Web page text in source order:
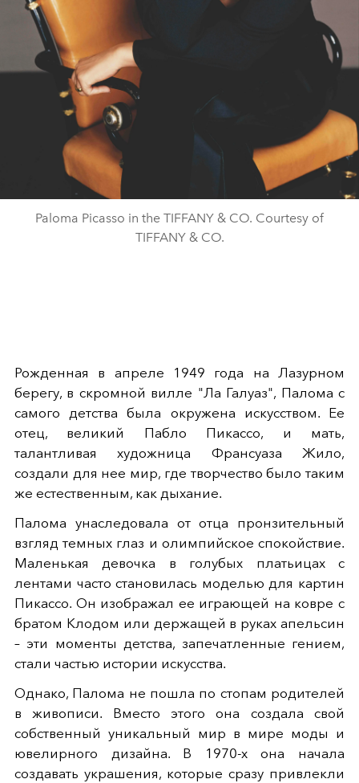
Paloma Picasso in the TIFFANY & CO. Courtesy of
TIFFANY & CO.
Рожденная в апреле 1949 года на Лазурном
берегу, в скромной вилле "Ла Галуаз", Палома с
самого детства была окружена искусством. Ее
отец, великий Пабло Пикассо, и мать,
талантливая художница Франсуаза Жило,
создали для нее мир, где творчество было таким
же естественным, как дыхание.
Палома унаследовала от отца пронзительный
взгляд темных глаз и олимпийское спокойствие.
Маленькая девочка в голубых платьицах с
лентами часто становилась моделью для картин
Пикассо. Он изображал ее играющей на ковре с
братом Клодом или держащей в руках апельсин
– эти моменты детства, запечатленные гением,
стали частью истории искусства.
Однако, Палома не пошла по стопам родителей
в живописи. Вместо этого она создала свой
собственный уникальный мир в мире моды и
ювелирного дизайна. В 1970-х она начала
создавать украшения, которые сразу привлекли